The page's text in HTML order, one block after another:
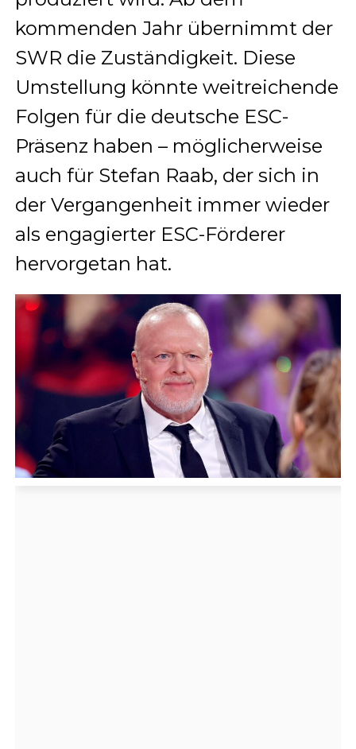
kommenden Jahr übernimmt der
SWR die Zuständigkeit. Diese
Umstellung könnte weitreichende
Folgen für die deutsche ESC-
Präsenz haben – möglicherweise
auch für Stefan Raab, der sich in
der Vergangenheit immer wieder
als engagierter ESC-Förderer
hervorgetan hat.